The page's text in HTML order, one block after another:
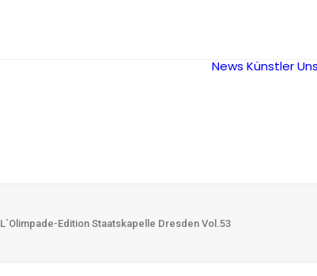
News Künstler
L`Olimpade-Edition Staatskapelle Dresden Vol.53